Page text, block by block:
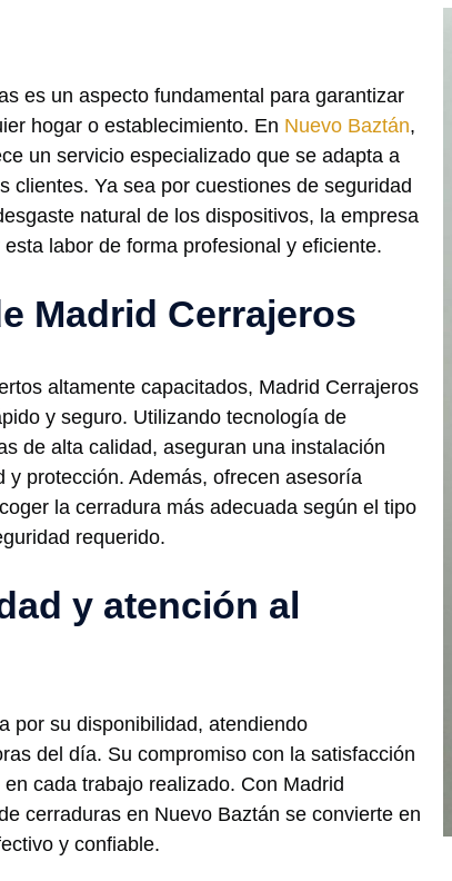
es un aspecto fundamental para garantizar
hogar o establecimiento. En Nuevo Baztán,
un servicio especializado que se adapta a
clientes. Ya sea por cuestiones de seguridad
natural de los dispositivos, la empresa
labor de forma profesional y eficiente.
Madrid Cerrajeros
altamente capacitados, Madrid Cerrajeros
y seguro. Utilizando tecnología de
de alta calidad, aseguran una instalación
y protección. Además, ofrecen asesoría
la cerradura más adecuada según el tipo
requerido.
y atención al
por su disponibilidad, atendiendo
del día. Su compromiso con la satisfacción
cada trabajo realizado. Con Madrid
cerraduras en Nuevo Baztán se convierte en
y confiable.